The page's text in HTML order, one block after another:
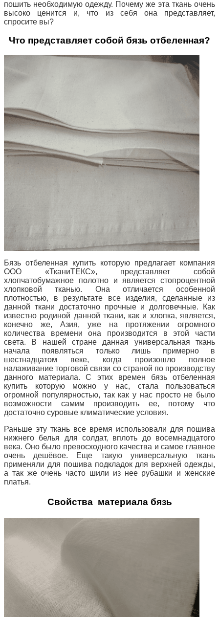
пошить необходимую одежду. Почему же эта ткань очень
высоко ценится и, что из себя она представляет,
спросите вы?
Что представляет собой бязь отбеленная?
Бязь отбеленная купить которую предлагает компания
ООО «ТканиТЕКС», представляет собой
хлопчатобумажное полотно и является стопроцентной
хлопковой тканью. Она отличается особенной
плотностью, в результате все изделия, сделанные из
данной ткани достаточно прочные и долговечные. Как
известно родиной данной ткани, как и хлопка, является,
конечно же, Азия, уже на протяжении огромного
количества времени она производится в этой части
света. В нашей стране данная универсальная ткань
начала появляться только лишь примерно в
шестнадцатом веке, когда произошло полное
налаживание торговой связи со страной по производству
данного материала. С этих времен бязь отбеленная
купить которую можно у нас, стала пользоваться
огромной популярностью, так как у нас просто не было
возможности самим производить ее, потому что
достаточно суровые климатические условия.
Раньше эту ткань все время использовали для пошива
нижнего белья для солдат, вплоть до восемнадцатого
века. Оно было превосходного качества и самое главное
очень дешёвое. Еще такую универсальную ткань
применяли для пошива подкладок для верхней одежды,
а так же очень часто шили из нее рубашки и женские
платья.
Свойства материала бязь